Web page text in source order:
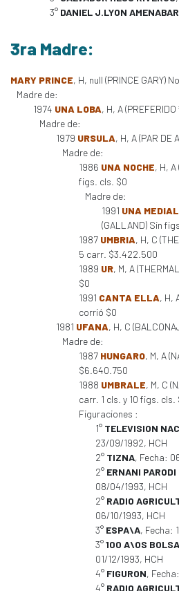
3° DANIEL J.LYON AMENABAR
3ra Madre:
MARY PRINCE, H, null (PRINCE GARY)
Madre de:
1974 UNA LOBA, H, A
Madre de:
1979 URSULA, H, A (PAR DE
Madre de:
1986 UNA NOCHE, H, A
figs. cls. $0
Madre de:
1991 UNA
(GALLAND) Sin
1987 UMBRIA, H, C
5 carr. $3.422.500
1989 UR, M, A
$0
1991 CANTA ELLA, H,
corrió $0
1981 UFANA, H, C
Madre de:
1987 HUNGARO, M, A
$6.640.750
1988 UMBRALE, M, C
carr. 1 cls. y 10 figs.
Figuraciones :
1° TELEVISION
23/09/1992, HCH
2° TIZNA, Fecha:
2° ERNANI
08/04/1993, HCH
2° RADIO
06/10/1993, HCH
3° ESPA\A, Fecha:
3°100 A\OS
01/12/1993, HCH
4° FIGURON,
4° RADIO